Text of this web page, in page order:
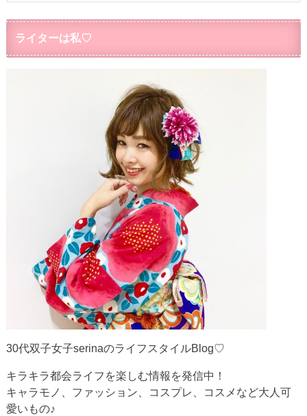
ライターは私♡
30代双子女子serinaのライフスタイルBlog♡
キラキラ都会ライフを楽しむ情報を発信中！
キャラモノ、ファッション、コスプレ、コスメなど大人可
愛いもの♪